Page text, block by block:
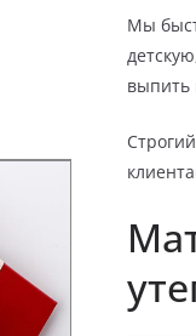
Мы
выпить